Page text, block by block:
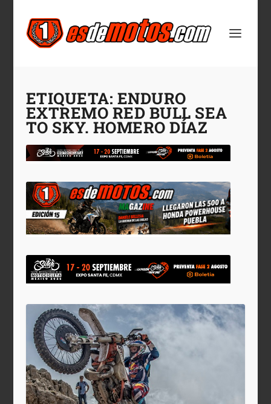
ETIQUETA: ENDURO
EXTREMO RED BULL SEA
TO SKY. HOMERO DÍAZ